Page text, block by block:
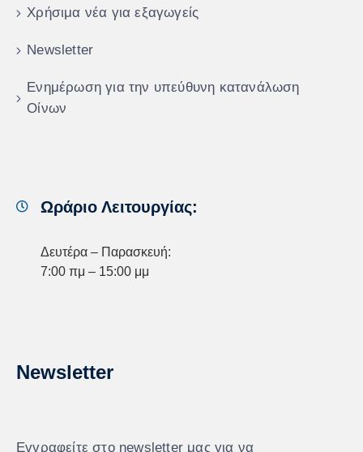
Χρήσιμα νέα για εξαγωγείς
Newsletter
Ενημέρωση για την υπεύθυνη κατανάλωση
Οίνων
Ωράριο Λειτουργίας:
Δευτέρα – Παρασκευή:
7:00 πμ – 15:00 μμ
Newsletter
Εγγραφείτε στο newsletter μας για να